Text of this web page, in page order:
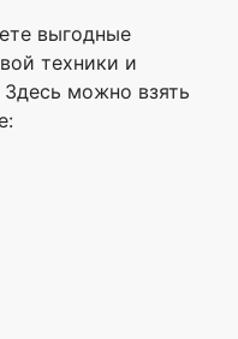
выгодные
техники и
можно взять